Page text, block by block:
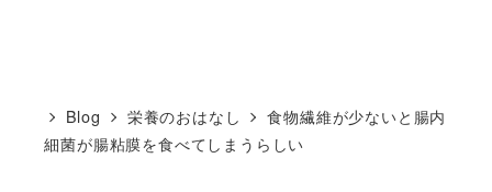
Blog 栄養のおはなし
食物繊維が少ないと腸内
細菌が腸粘膜を食べてしまうらしい